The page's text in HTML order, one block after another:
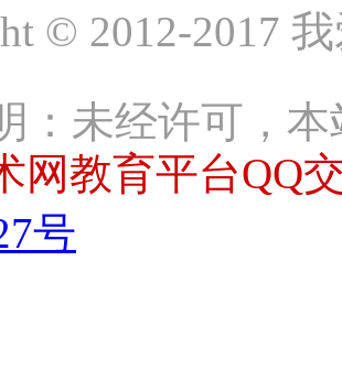
© 2012-2017
：未经许可，
网教育平台QQ
号